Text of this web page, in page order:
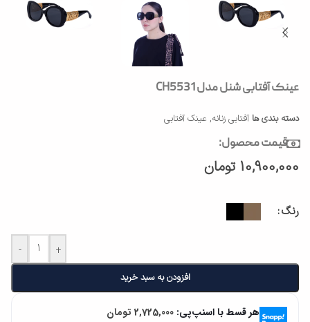
عینک آفتابی شنل مدل CH5531
دسته بندی ها آفتابی زنانه, عینک آفتابی
قیمت محصول:
10,900,000 تومان
رنگ
- +
افزودن به سبد خرید
هر قسط با اسنپ‌پی: 2,725,000 تومان